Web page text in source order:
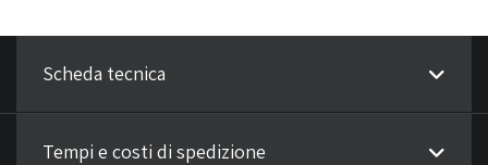
Scheda tecnica
Tempi e costi di spedizione